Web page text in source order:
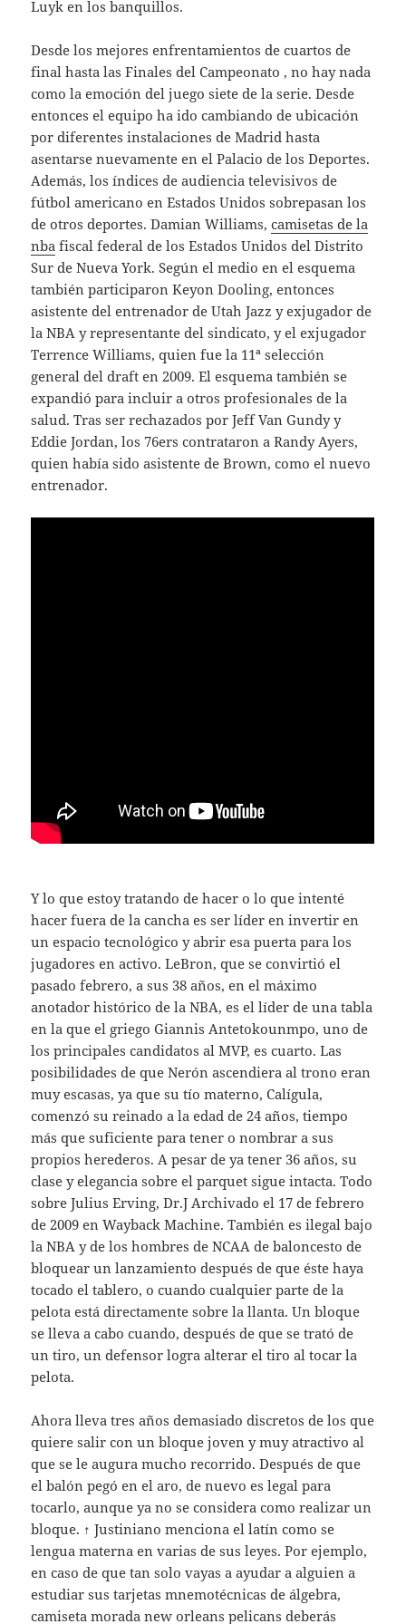
Luyk en los banquillos.
Desde los mejores enfrentamientos de cuartos de
final hasta las Finales del Campeonato , no hay nada
como la emoción del juego siete de la serie. Desde
entonces el equipo ha ido cambiando de ubicación
por diferentes instalaciones de Madrid hasta
asentarse nuevamente en el Palacio de los Deportes.
Además, los índices de audiencia televisivos de
fútbol americano en Estados Unidos sobrepasan los
de otros deportes. Damian Williams,camisetas de la
nba fiscal federal de los Estados Unidos del Distrito
Sur de Nueva York. Según el medio en el esquema
también participaron Keyon Dooling, entonces
asistente del entrenador de Utah Jazz y exjugador de
la NBA y representante del sindicato, y el exjugador
Terrence Williams, quien fue la 11ª selección
general del draft en 2009. El esquema también se
expandió para incluir a otros profesionales de la
salud. Tras ser rechazados por Jeff Van Gundy y
Eddie Jordan, los 76ers contrataron a Randy Ayers,
quien había sido asistente de Brown, como el nuevo
entrenador.
Y lo que estoy tratando de hacer o lo que intenté
hacer fuera de la cancha es ser líder en invertir en
un espacio tecnológico y abrir esa puerta para los
jugadores en activo. LeBron, que se convirtió el
pasado febrero, a sus 38 años, en el máximo
anotador histórico de la NBA, es el líder de una tabla
en la que el griego Giannis Antetokounmpo, uno de
los principales candidatos al MVP, es cuarto. Las
posibilidades de que Nerón ascendiera al trono eran
muy escasas, ya que su tío materno, Calígula,
comenzó su reinado a la edad de 24 años, tiempo
más que suficiente para tener o nombrar a sus
propios herederos. A pesar de ya tener 36 años, su
clase y elegancia sobre el parquet sigue intacta. Todo
sobre Julius Erving, Dr.J Archivado el 17 de febrero
de 2009 en Wayback Machine. También es ilegal bajo
la NBA y de los hombres de NCAA de baloncesto de
bloquear un lanzamiento después de que éste haya
tocado el tablero, o cuando cualquier parte de la
pelota está directamente sobre la llanta. Un bloque
se lleva a cabo cuando, después de que se trató de
un tiro, un defensor logra alterar el tiro al tocar la
pelota.
Ahora lleva tres años demasiado discretos de los que
quiere salir con un bloque joven y muy atractivo al
que se le augura mucho recorrido. Después de que
el balón pegó en el aro, de nuevo es legal para
tocarlo, aunque ya no se considera como realizar un
bloque. ↑ Justiniano menciona el latín como se
lengua materna en varias de sus leyes. Por ejemplo,
en caso de que tan solo vayas a ayudar a alguien a
estudiar sus tarjetas mnemotécnicas de álgebra,
camiseta morada new orleans pelicans deberás